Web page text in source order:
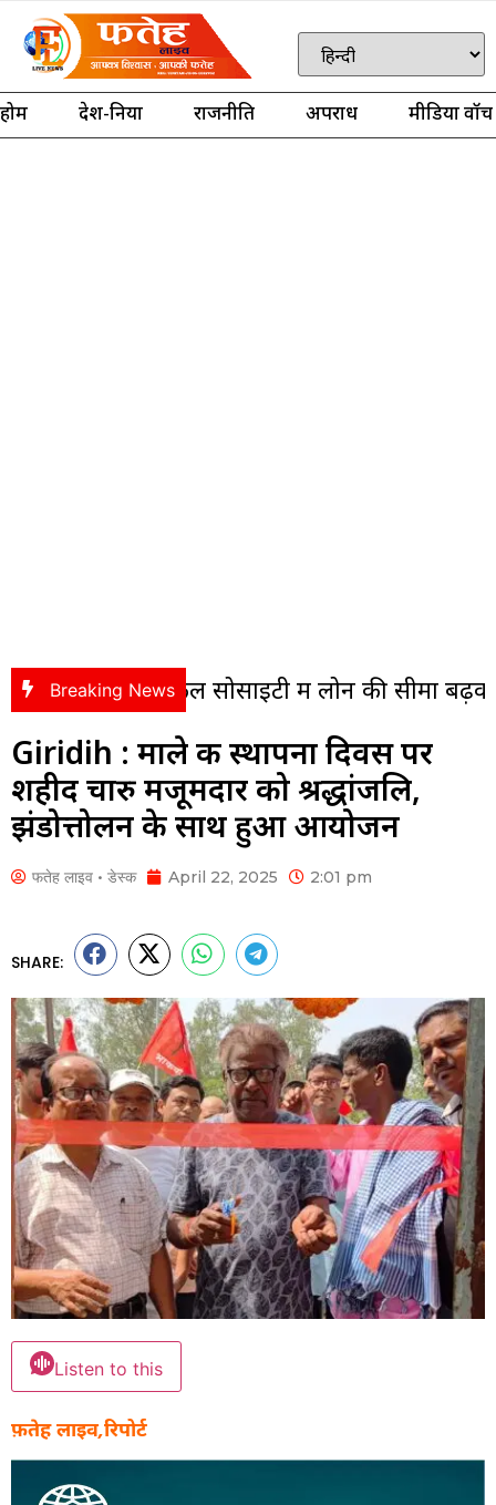
होम देश-दुनिया राजनीति अपराध मीडिया वॉच
Breaking News
सोसाइटी में लोन की सीमा बढ़कर 9.50
Giridih : माले की स्थापना दिवस पर
शहीद चारु मजूमदार को श्रद्धांजलि,
झंडोत्तोलन के साथ हुआ आयोजन
फतेह लाइव • डेस्क April 22, 2025 2:01 pm
SHARE:
Listen to this
फ़तेह लाइव,रिपोर्ट